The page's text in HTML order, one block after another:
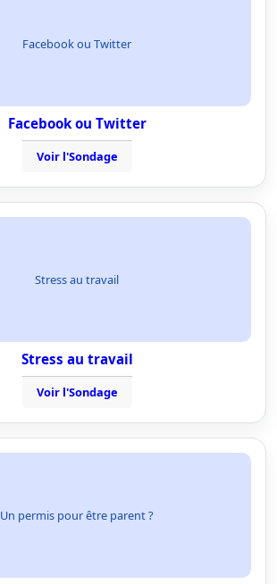
Facebook ou Twitter
Facebook ou Twitter
Voir l'Sondage
Stress au travail
Stress au travail
Voir l'Sondage
Un permis pour être parent ?